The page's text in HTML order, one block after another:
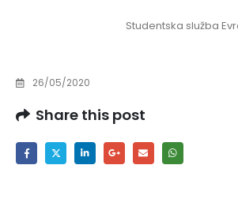
Studentska služba
26/05/2020
Share this post